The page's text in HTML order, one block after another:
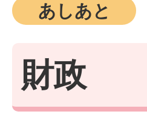
あしあと
財政